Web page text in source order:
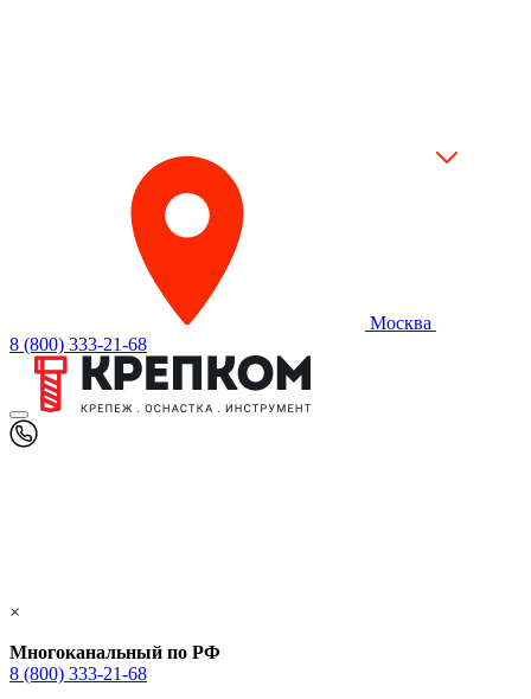
Москва
8 (800) 333-21-68
×
Многоканальный по РФ
8 (800) 333‑21-68